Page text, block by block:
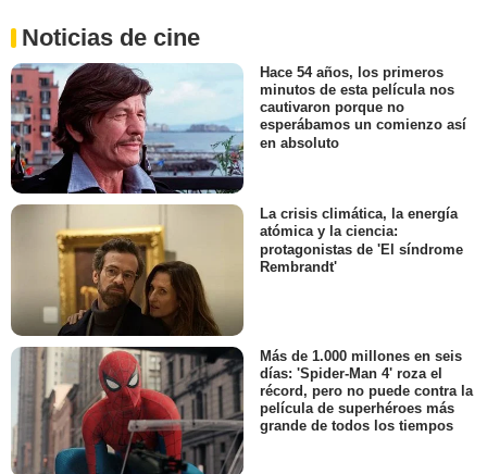
Noticias de cine
Hace 54 años, los primeros
minutos de esta película nos
cautivaron porque no
esperábamos un comienzo así
en absoluto
La crisis climática, la energía
atómica y la ciencia:
protagonistas de 'El síndrome
Rembrandt'
Más de 1.000 millones en seis
días: 'Spider-Man 4' roza el
récord, pero no puede contra la
película de superhéroes más
grande de todos los tiempos